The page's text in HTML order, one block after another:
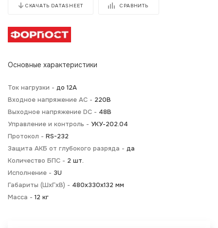
СКАЧАТЬ DATASHEET СРАВНИТЬ
Основные характеристики
Ток нагрузки - до 12А
Входное напряжение AC - 220В
Выходное напряжение DC - 48В
Управление и контроль - УКУ-202.04
Протокол - RS-232
Защита АКБ от глубокого разряда - да
Количество БПС - 2 шт.
Исполнение - 3U
Габариты (ШхГхВ) - 480х330х132 мм
Масса - 12 кг